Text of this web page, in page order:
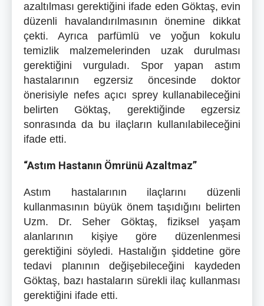
azaltılması gerektiğini ifade eden Göktaş, evin
düzenli havalandırılmasının önemine dikkat
çekti. Ayrıca parfümlü ve yoğun kokulu
temizlik malzemelerinden uzak durulması
gerektiğini vurguladı. Spor yapan astım
hastalarının egzersiz öncesinde doktor
önerisiyle nefes açıcı sprey kullanabileceğini
belirten Göktaş, gerektiğinde egzersiz
sonrasında da bu ilaçların kullanılabileceğini
ifade etti.
“Astım Hastanın Ömrünü Azaltmaz”
Astım hastalarının ilaçlarını düzenli
kullanmasının büyük önem taşıdığını belirten
Uzm. Dr. Seher Göktaş, fiziksel yaşam
alanlarının kişiye göre düzenlenmesi
gerektiğini söyledi. Hastalığın şiddetine göre
tedavi planının değişebileceğini kaydeden
Göktaş, bazı hastaların sürekli ilaç kullanması
gerektiğini ifade etti.